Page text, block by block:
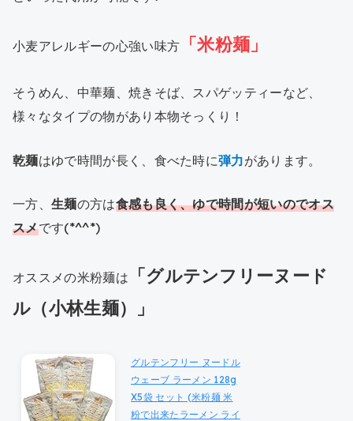
小麦アレルギーの心強い味方 「米粉麺」
そうめん、中華麺、焼きそば、スパゲッティーなど、
様々なタイプの物があり本物そっくり！
乾麺はゆで時間が長く、食べた時に弾力があります。
一方、 生麺の方は食感も良く、ゆで時間が短いのでオス
スメです(*^^*)
オススメの米粉麺は
「グルテンフリーヌード
ル（小林生麺）」
グルテンフリー ヌードル
ウェーブ ラーメン 128g
X5袋 セット (米粉麺 米
粉で出来たラーメン ライ